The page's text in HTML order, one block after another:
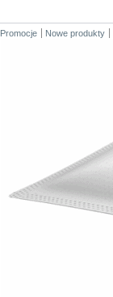
Promocje Nowe produkty